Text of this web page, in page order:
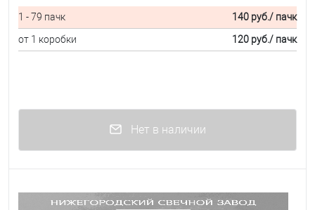
1 - 79 пачк 140 руб./ пачк
от 1 коробки
120 руб./ пачк
Нет в наличии